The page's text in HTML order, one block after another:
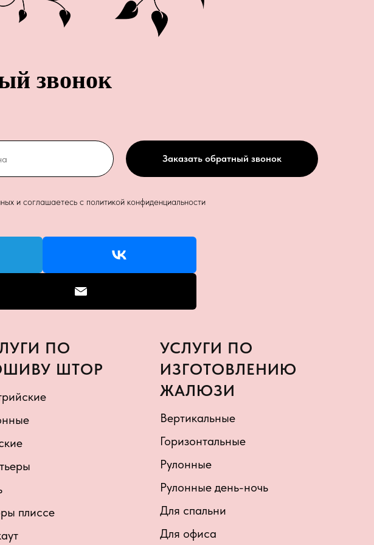
звонок
Заказать обратный звонок
и соглашаетесь c политикой конфиденциальности
ПО
ШТОР
плиссе
УСЛУГИ ПО
ИЗГОТОВЛЕНИЮ
ЖАЛЮЗИ
Вертикальные
Горизонтальные
Рулонные
Рулонные день-ночь
Для спальни
Для офиса